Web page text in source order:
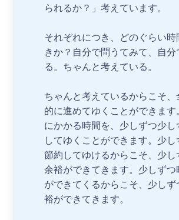
られるか？」考えています。
それぞれにつき、どのぐらい
きか？自分で問うてみて、自分
る。ちゃんと考えている。
ちゃんと考えているからこそ
的に進めてゆくことができます
にかかる時間を、少しずつ少し
してゆくことができます。少
節約してゆけるからこそ、少し
余裕ができてきます。少しずつ
ができてくるからこそ、少しず
裕ができてきます。